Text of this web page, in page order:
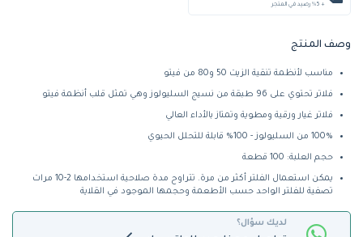
+ %5 رصيد في المتجر
وصف المنتج
مناسب لأنظمة تنقية الزيت 50 و80 من فيتو
فلاتر تحتوي على 96 طبقة من نسيج السليولوز وهي تمثل قلب أنظمة فيتو
فلاتر غيار ورقية ومطوية وتمتاز بالأداء العالي
100% من السليولوز - 100% قابلة للتحلل الحيوي
حجم العلبة: 100 قطعة
يمكن استعمال الفلتر أكثر من مرة. تتراوح مدة صلاحية استخدامها 2-10 مرات
تصفية للفلتر الواحد حسب الأطعمة وحجمها الموجود في القلاية
لديك سؤال؟